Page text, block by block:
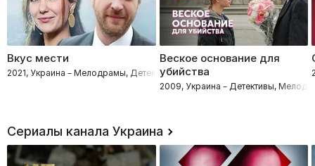
Вкус мести
2021, Украина – Мелодрамы, Детективы
Веское основание для
убийства
2009, Украина – Детективы,
Сериалы канала Украина